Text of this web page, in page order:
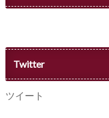
Twitter
ツイート